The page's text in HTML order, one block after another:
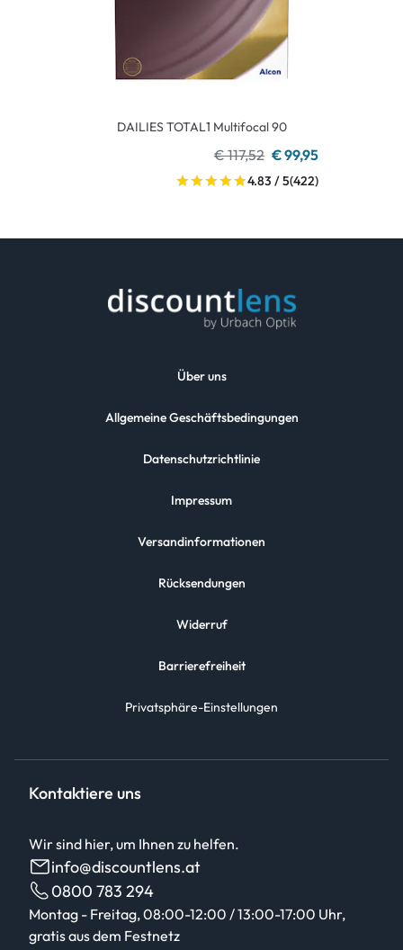
DAILIES TOTAL1 Multifocal 90
€ 117,52 € 99,95
4.83 / 5(422)
Über uns
Allgemeine Geschäftsbedingungen
Datenschutzrichtlinie
Impressum
Versandinformationen
Rücksendungen
Widerruf
Barrierefreiheit
Privatsphäre-Einstellungen
Kontaktiere uns
Wir sind hier, um Ihnen zu helfen.
info@discountlens.at
0800 783 294
Montag - Freitag, 08:00-12:00 / 13:00-17:00 Uhr,
gratis aus dem Festnetz